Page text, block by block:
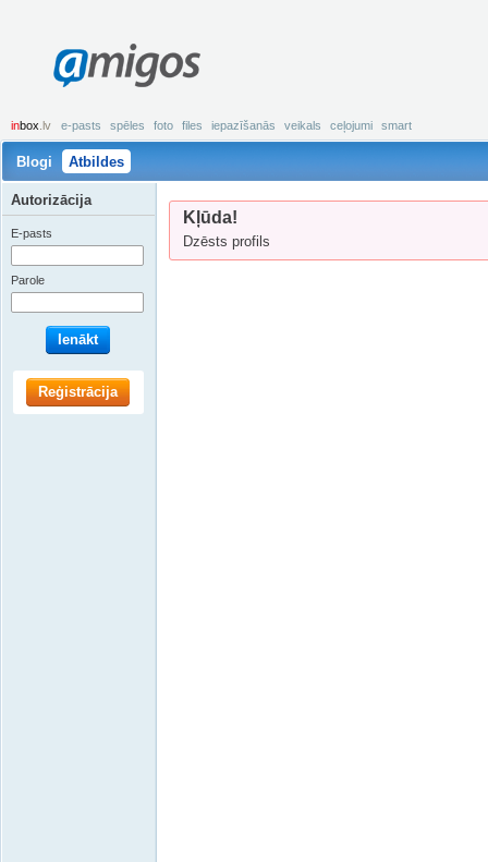
amigos
inbox .lv e-pasts spēles foto files iepazīšanās veikals ceļojumi smart
Blogi Atbildes
Kļūda!
Dzēsts profils
Autorizācija
E-pasts
Parole
Ienākt
Reģistrācija